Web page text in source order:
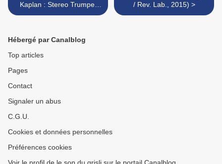
Kaplan : Stereo Trumpet
(Relative Pitch, 2015) /
2014)
/ Rev. Lab., 2015) >
Hébergé par Canalblog
Top articles
Pages
Contact
Signaler un abus
C.G.U.
Cookies et données personnelles
Préférences cookies